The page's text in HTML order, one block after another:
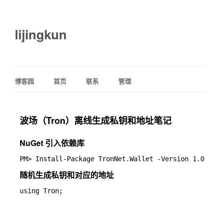
lijingkun
博客园 首页 联系 管理
波场（Tron）离线生成私钥和地址笔记
NuGet 引入依赖库
随机生成私钥和对应的地址
using Tron;